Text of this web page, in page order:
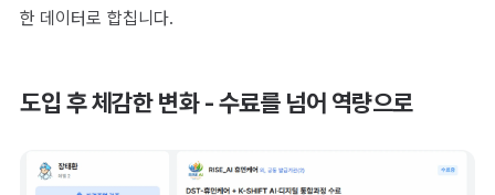
한 데이터로 합칩니다.
도입 후 체감한 변화 - 수료를 넘어 역량으로